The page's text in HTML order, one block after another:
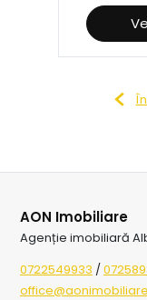
AON Imobiliare
Agenție imobiliară
0722549933 /